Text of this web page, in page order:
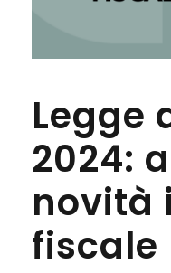
Legge
2024:
novità
fiscale